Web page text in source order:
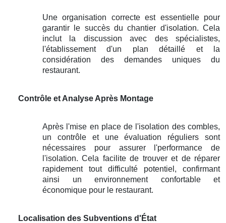
Une organisation correcte est essentielle pour
garantir le succès du chantier d'isolation. Cela
inclut la discussion avec des spécialistes,
l'établissement d'un plan détaillé et la
considération des demandes uniques du
restaurant.
Contrôle et Analyse Après Montage
Après l'mise en place de l'isolation des combles,
un contrôle et une évaluation réguliers sont
nécessaires pour assurer l'performance de
l'isolation. Cela facilite de trouver et de réparer
rapidement tout difficulté potentiel, confirmant
ainsi un environnement confortable et
économique pour le restaurant.
Localisation des Subventions d'État